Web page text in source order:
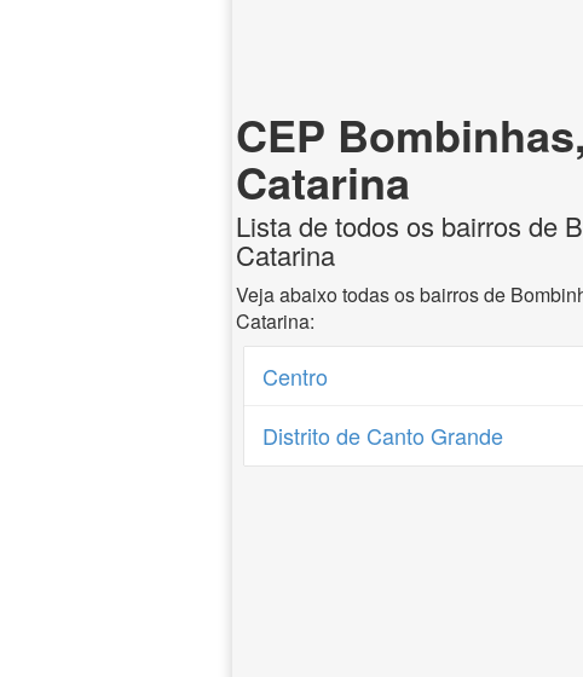
CEP
Catarina
Lista de todos os bairros de
Catarina
Veja abaixo todas os bairros de
Catarina:
Centro
Distrito de Canto Grande